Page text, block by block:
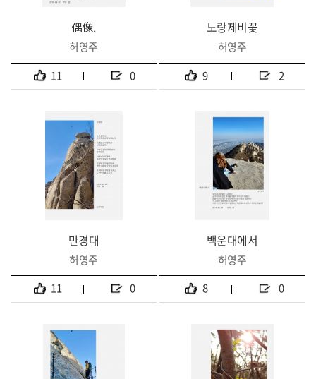
偶像.
허영주
11
0
노랑제비꽃
허영주
9
2
만경대
허영주
11
0
백운대에서
허영주
8
0